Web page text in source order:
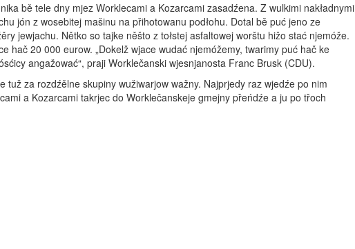
bě tele dny mjez Workle­cami a Kozarcami zasadźena. Z wulkimi nakładnymi
jón z wosebitej mašinu na přihotowanu podłohu. Dotal bě puć jeno ze
jewjachu. Nět­ko­­ so tajke něšto z tołstej asfaltowej worštu­ hižo stać njemóže.
hač 20 000 eurow. „Dokelž wjace wudać njemóžemy, twarimy puć hač ke
angažować“, praji Worklečanski wjesnjanosta Franc Brusk (CDU).
tuž za rozdźělne skupiny wužiwarjow wažny. Najprjedy raz wjedźe po nim
a Kozarcami takrjec do Worklečanskeje gmejny přeń­dźe a ju po třoch